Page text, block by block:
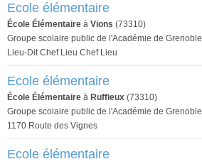
Ecole élémentaire
École Élémentaire à Vions (73310)
Groupe scolaire public de l'Académie de Grenoble
Lieu-Dit Chef Lieu Chef Lieu
Ecole élémentaire
École Élémentaire à Ruffieux (73310)
Groupe scolaire public de l'Académie de Grenoble
1170 Route des Vignes
Ecole élémentaire